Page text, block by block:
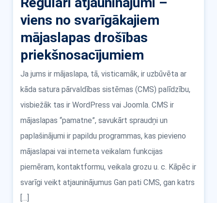
viens no svarīgākajiem
mājaslapas drošības
priekšnosacījumiem
Ja jums ir mājaslapa, tā, visticamāk, ir uzbūvēta ar
kāda satura pārvaldības sistēmas (CMS) palīdzību,
visbiežāk tas ir WordPress vai Joomla. CMS ir
mājaslapas “pamatne”, savukārt spraudņi un
paplašinājumi ir papildu programmas, kas pievieno
mājaslapai vai interneta veikalam funkcijas
piemēram, kontaktformu, veikala grozu u. c. Kāpēc ir
svarīgi veikt atjauninājumus Gan pati CMS, gan katrs
[…]